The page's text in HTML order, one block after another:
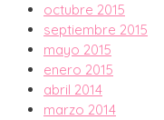
octubre 2015
septiembre 2015
mayo 2015
enero 2015
abril 2014
marzo 2014